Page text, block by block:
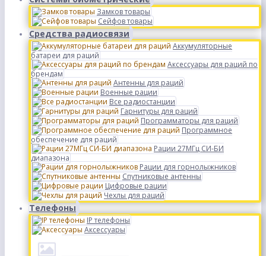
Замков товары
Сейфов товары
Средства радиосвязи
Аккумуляторные
батареи для раций
Аксессуары для раций по
брендам
Антенны для раций
Военные рации
Все радиостанции
Гарнитуры для раций
Программаторы для раций
Программное
обеспечение для раций
Рации 27МГц СИ-БИ
диапазона
Рации для горнолыжников
Спутниковые антенны
Цифровые рации
Чехлы для раций
Телефоны
IP телефоны
Аксессуары